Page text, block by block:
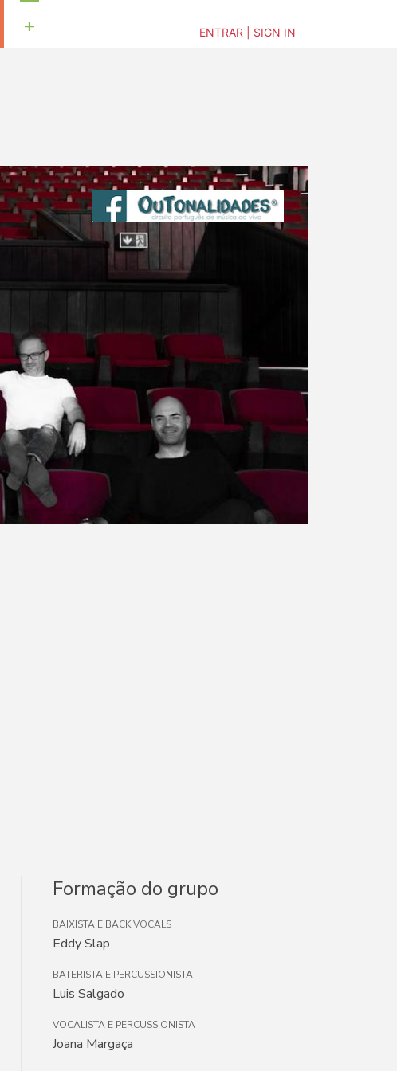
+ ENTRAR | SIGN IN
Formação do grupo
BAIXISTA E BACK VOCALS
Eddy Slap
BATERISTA E PERCUSSIONISTA
Luis Salgado
VOCALISTA E PERCUSSIONISTA
Joana Margaça